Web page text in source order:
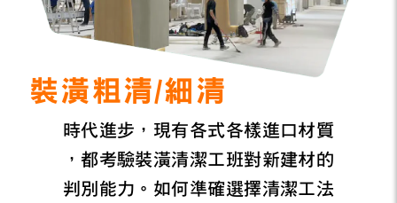
裝潢粗清/細清
時代進步，現有各式各樣進口材質
，都考驗裝潢清潔工班對新建材的
判別能力。如何準確選擇清潔工法